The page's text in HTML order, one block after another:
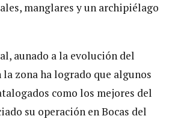
manglares y un archipiélago
aunado a la evolución del
zona ha logrado que algunos
como los mejores del
su operación en Bocas del